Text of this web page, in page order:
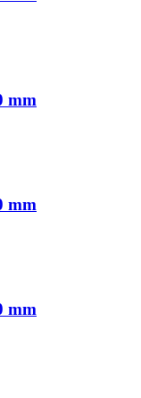
mm
mm
mm